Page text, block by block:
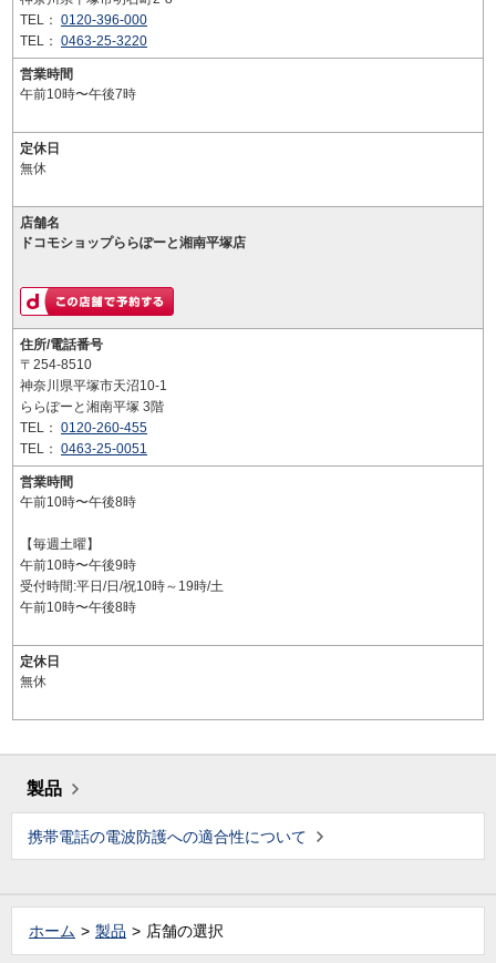
TEL： 0120-396-000
TEL： 0463-25-3220
営業時間
午前10時〜午後7時
定休日
無休
店舗名
ドコモショップららぽーと湘南平塚店
住所/電話番号
〒254-8510
神奈川県平塚市天沼10-1
ららぽーと湘南平塚 3階
TEL： 0120-260-455
TEL： 0463-25-0051
営業時間
午前10時〜午後8時
【毎週土曜】
午前10時〜午後9時
受付時間:平日/日/祝10時～19時/土
午前10時〜午後8時
定休日
無休
製品
携帯電話の電波防護への適合性について
ホーム 製品 店舗の選択